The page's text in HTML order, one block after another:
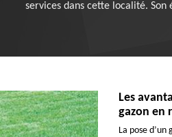
services dans cette localité. Son
Les
gazon en
La pose